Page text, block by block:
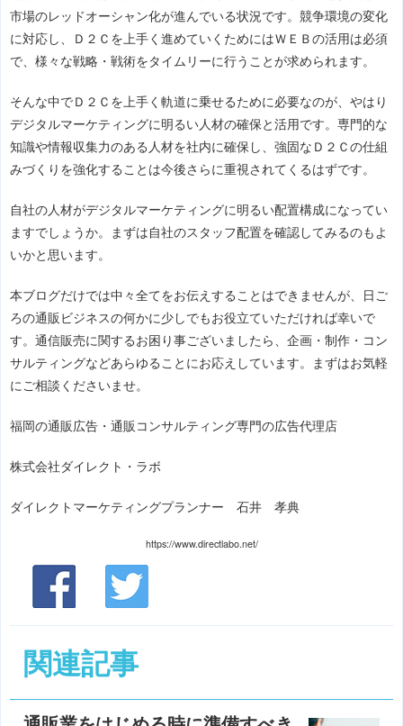
市場のレッドオーシャン化が進んでいる状況です。競争環境の変化
に対応し、Ｄ２Ｃを上手く進めていくためにはＷＥＢの活用は必須
で、様々な戦略・戦術をタイムリーに行うことが求められます。
そんな中でＤ２Ｃを上手く軌道に乗せるために必要なのが、やはり
デジタルマーケティングに明るい人材の確保と活用です。専門的な
知識や情報収集力のある人材を社内に確保し、強固なＤ２Ｃの仕組
みづくりを強化することは今後さらに重視されてくるはずです。
自社の人材がデジタルマーケティングに明るい配置構成になってい
ますでしょうか。まずは自社のスタッフ配置を確認してみるのもよ
いかと思います。
本ブログだけでは中々全てをお伝えすることはできませんが、日ご
ろの通販ビジネスの何かに少しでもお役立ていただければ幸いで
す。通信販売に関するお困り事ございましたら、企画・制作・コン
サルティングなどあらゆることにお応えしています。まずはお気軽
にご相談くださいませ。
福岡の通販広告・通販コンサルティング専門の広告代理店
株式会社ダイレクト・ラボ
ダイレクトマーケティングプランナー 石井 孝典
https://www.directlabo.net/
関連記事